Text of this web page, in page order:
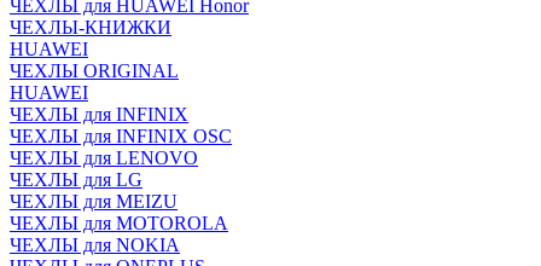
ЧЕХЛЫ для HUAWEI Honor
ЧЕХЛЫ-КНИЖКИ
HUAWEI
ЧЕХЛЫ ORIGINAL
HUAWEI
ЧЕХЛЫ для INFINIX
ЧЕХЛЫ для INFINIX OSC
ЧЕХЛЫ для LENOVO
ЧЕХЛЫ для LG
ЧЕХЛЫ для MEIZU
ЧЕХЛЫ для MOTOROLA
ЧЕХЛЫ для NOKIA